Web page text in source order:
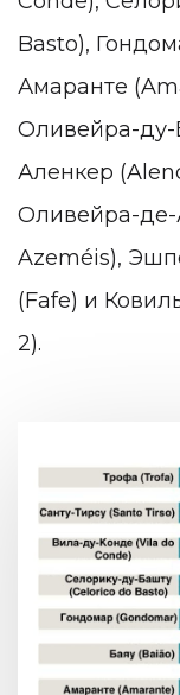
Basto),
Амаранте
Оливейра-ду-
Аленкер
Оливейра-
Azeméis),
(Fafe) и
2).